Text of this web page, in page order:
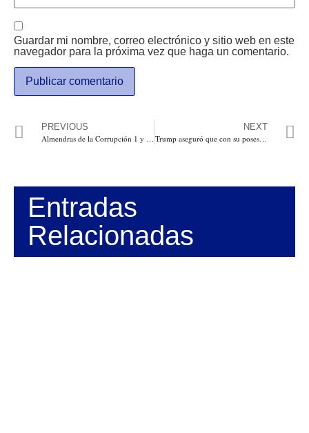
Guardar mi nombre, correo electrónico y sitio web en este
navegador para la próxima vez que haga un comentario.
PREVIOUS
Almendras de la Corrupción 1 y 2, los hechos corruptos de la administración Santos: Descargas de Uribe
NEXT
Trump aseguró que con su posesión como presidente de los Estados Unidos, regresa el poder al pueblo!
Entradas
Relacionadas